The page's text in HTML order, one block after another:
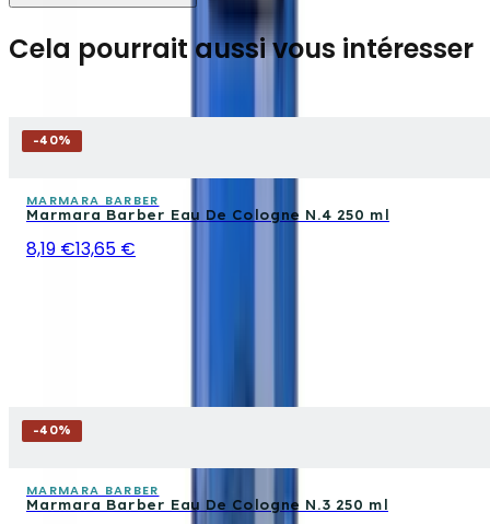
Cela pourrait aussi vous intéresser
-40%
MARMARA BARBER
Marmara Barber Eau De Cologne N.4 250 ml
8,19 €13,65 €
-40%
MARMARA BARBER
Marmara Barber Eau De Cologne N.3 250 ml